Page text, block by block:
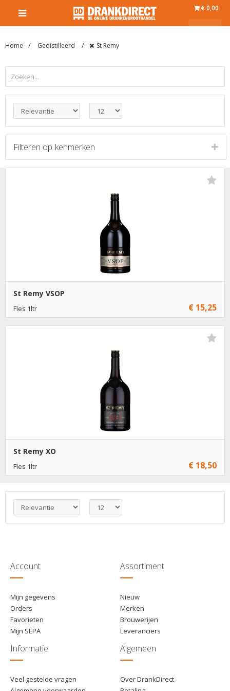
€ 0,00
Home Gedistilleerd St Remy
Filteren op kenmerken
St Remy VSOP
Fles 1ltr € 15,25
St Remy XO
Fles 1ltr € 18,50
€ 18,50 1 Toevoegen
€ 17,50
Account
Mijn gegevens
Orders
Favorieten
Mijn SEPA
Assortiment
Nieuw
Merken
Brouwerijen
Leveranciers
Informatie
Veel gestelde vragen
Algemeen
Over DrankDirect